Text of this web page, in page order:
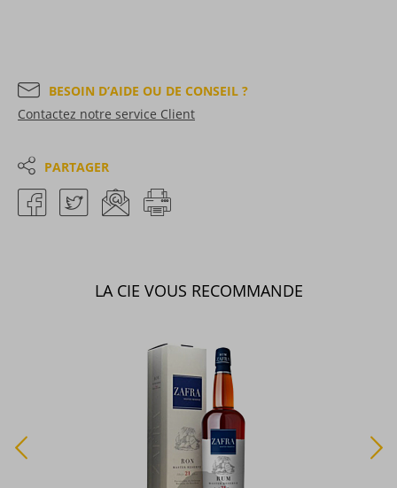
BESOIN D’AIDE OU DE CONSEIL ?
Contactez notre service Client
PARTAGER
LA CIE VOUS RECOMMANDE